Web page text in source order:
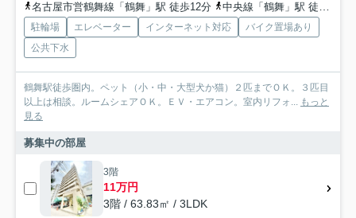
名古屋市営鶴舞線「鶴舞」駅 徒歩12分
中央線「鶴舞」駅 徒歩13分
駐輪場 エレベーター インターネット対応
バイク置場あり
公共下水
鶴舞駅徒歩圏内。ペット（小・中・大型犬か猫）２匹までＯＫ。３匹目
以上は相談。ルームシェアＯＫ。ＥＶ・エアコン。室内リフォ... もっと
見る
募集中の部屋
3階
11万円
3階 / 63.83㎡ / 3LDK